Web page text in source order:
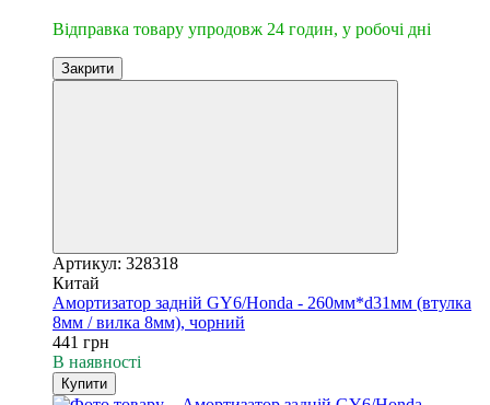
Відправка товару упродовж 24 годин, у робочі дні
Закрити
Артикул: 328318
Китай
Амортизатор задній GY6/Honda - 260мм*d31мм (втулка
8мм / вилка 8мм), чорний
441 грн
В наявності
Купити